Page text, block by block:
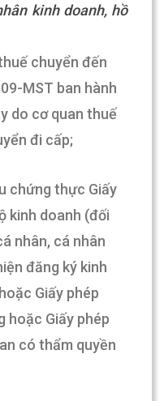
kinh doanh, hồ
chuyển đến
MST ban hành
do cơ quan thuế
đi cấp;
chứng thực Giấy
kinh doanh (đối
nhân, cá nhân
đăng ký kinh
Giấy phép
hoặc Giấy phép
có thẩm quyền